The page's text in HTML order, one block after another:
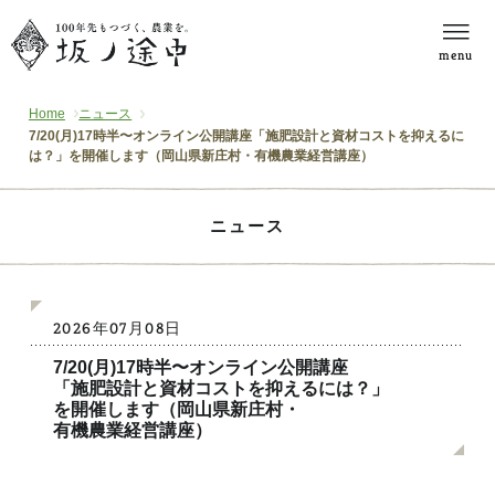
menu
Home
ニュース
7/20(月)17時半〜オンライン公開講座「施肥設計と資材コストを抑えるに
は？」を開催します（岡山県新庄村・有機農業経営講座）
ニュース
2026年07月08日
7/20(月)17時半〜オンライン公開講座
「施肥設計と資材コストを抑えるには？」
を開催します（岡山県新庄村・
有機農業経営講座）